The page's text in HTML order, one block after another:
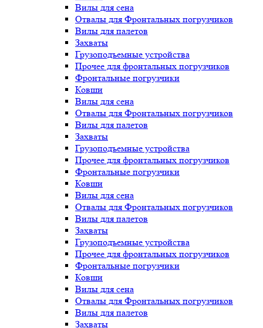
Вилы для сена
Отвалы для Фронтальных погрузчиков
Вилы для палетов
Захваты
Грузоподъемные устройства
Прочее для фронтальных погрузчиков
Фронтальные погрузчики
Ковши
Вилы для сена
Отвалы для Фронтальных погрузчиков
Вилы для палетов
Захваты
Грузоподъемные устройства
Прочее для фронтальных погрузчиков
Фронтальные погрузчики
Ковши
Вилы для сена
Отвалы для Фронтальных погрузчиков
Вилы для палетов
Захваты
Грузоподъемные устройства
Прочее для фронтальных погрузчиков
Фронтальные погрузчики
Ковши
Вилы для сена
Отвалы для Фронтальных погрузчиков
Вилы для палетов
Захваты